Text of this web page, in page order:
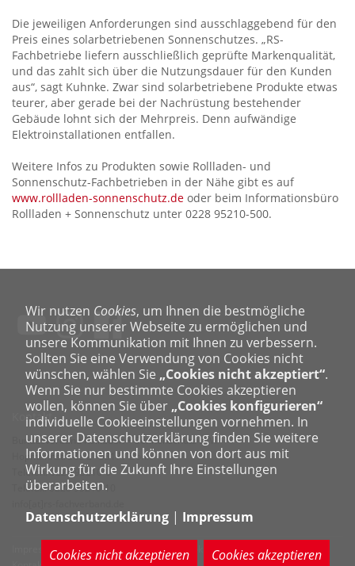
Die jeweiligen Anforderungen sind ausschlaggebend für den
Preis eines solarbetriebenen Sonnenschutzes. „RS-
Fachbetriebe liefern ausschließlich geprüfte Markenqualität,
und das zahlt sich über die Nutzungsdauer für den Kunden
aus“, sagt Kuhnke. Zwar sind solarbetriebene Produkte etwas
teurer, aber gerade bei der Nachrüstung bestehender
Gebäude lohnt sich der Mehrpreis. Denn aufwändige
Elektroinstallationen entfallen.
Weitere Infos zu Produkten sowie Rollladen- und
Sonnenschutz-Fachbetrieben in der Nähe gibt es auf
www.rollladen-sonnenschutz.de oder beim Informationsbüro
Rollladen + Sonnenschutz unter 0228 95210-500.
Kontakt
Bundesverband Rollladen + Sonnenschutz e. V.
Hopmannstraße 2 · 53177 Bonn
Telefon: 0228 95210-0
Telefax: 0228 95210-10
Impressum Datenschutzerklärung
Cookie-Einstellungen bearbeiten
Wir nutzen Cookies, um Ihnen die bestmögliche
Nutzung unserer Webseite zu ermöglichen und
unsere Kommunikation mit Ihnen zu verbessern.
Sollten Sie eine Verwendung von Cookies nicht
wünschen, wählen Sie „Cookies nicht akzeptiert“.
Wenn Sie nur bestimmte Cookies akzeptieren
wollen, können Sie über „Cookies konfigurieren“
individuelle Cookieeinstellungen vornehmen. In
unserer Datenschutzerklärung finden Sie weitere
Informationen und können von dort aus mit
Wirkung für die Zukunft Ihre Einstellungen
überarbeiten.
Datenschutzerklärung | Impressum
Cookies nicht akzeptieren Cookies akzeptieren